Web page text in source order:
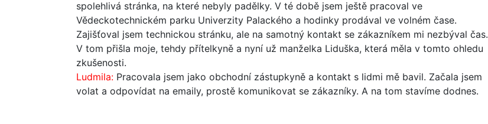
spolehlivá stránka, na které nebyly padělky. V té době jsem ještě pracoval ve
Vědeckotechnickém parku Univerzity Palackého a hodinky prodával ve volném čase.
Zajišťoval jsem technickou stránku, ale na samotný kontakt se zákazníkem mi nezbýval čas.
V tom přišla moje, tehdy přítelkyně a nyní už manželka Liduška, která měla v tomto ohledu
zkušenosti.
Ludmila: Pracovala jsem jako obchodní zástupkyně a kontakt s lidmi mě bavil. Začala jsem
volat a odpovídat na emaily, prostě komunikovat se zákazníky. A na tom stavíme dodnes.